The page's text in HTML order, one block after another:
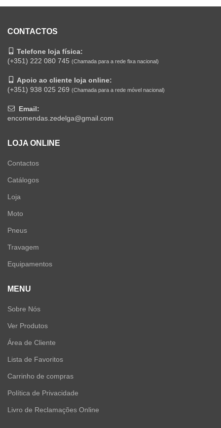
CONTACTOS
Telefone loja física:
(+351) 222 080 745 (Chamada para a rede fixa nacional)
Apoio ao cliente loja online:
(+351) 938 025 269 (Chamada para a rede móvel nacional)
Email:
encomendas.zedelga@gmail.com
LOJA ONLINE
Contactos
Catálogos
Loja
Moto
Pneus
Travagem
Equipamentos
MENU
Sobre Nós
Ver Produtos
Área de Cliente
Lista de Favoritos
Carrinho de compras
Política de Privacidade
Livro de Reclamações Online